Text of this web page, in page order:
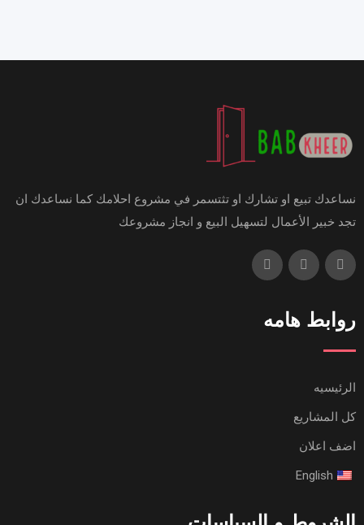
نساعدك تبيع او تشارك او تثتسمر في مشروع احلامك كما نساعدك ان
تجد خبير الأعمال لتسهيل البيع و انجاز مشروعك
روابط هامه
الرئيسيه
كل المشاريع
اضف اعلان
English